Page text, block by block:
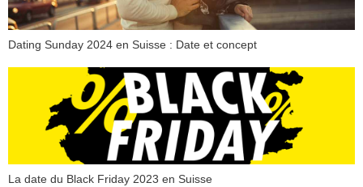
Dating Sunday 2024 en Suisse : Date et concept
La date du Black Friday 2023 en Suisse